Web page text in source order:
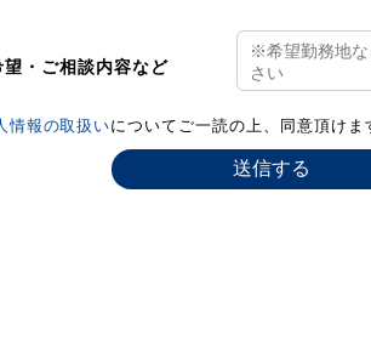
望・ご相談内容など
情報の取扱いについてご一読の上、同意頂け